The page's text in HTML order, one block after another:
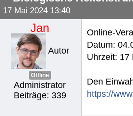
17 Mai 2024 13:40
Jan
Autor
Offline
Administrator
Beiträge: 339
Online-
Datum:
Uhrzeit: 17
Den
https://